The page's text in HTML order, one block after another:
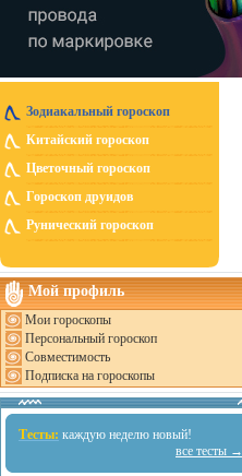
Зодиакальный гороскоп
Китайский гороскоп
Цветочный гороскоп
Гороскоп друидов
Рунический гороскоп
Мой профиль
Мои гороскопы
Персональный гороскоп
Совместимость
Подписка на гороскопы
Тесты: каждую неделю новый!
все тесты →